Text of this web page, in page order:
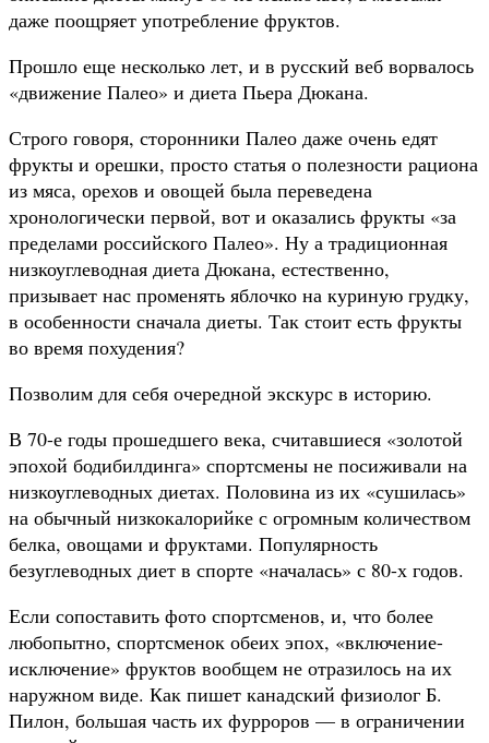
даже поощряет употребление фруктов.
Прошло еще несколько лет, и в русский веб ворвалось
«движение Палео» и диета Пьера Дюкана.
Строго говоря, сторонники Палео даже очень едят
фрукты и орешки, просто статья о полезности рациона
из мяса, орехов и овощей была переведена
хронологически первой, вот и оказались фрукты «за
пределами российского Палео». Ну а традиционная
низкоуглеводная диета Дюкана, естественно,
призывает нас променять яблочко на куриную грудку,
в особенности сначала диеты. Так стоит есть фрукты
во время похудения?
Позволим для себя очередной экскурс в историю.
В 70-е годы прошедшего века, считавшиеся «золотой
эпохой бодибилдинга» спортсмены не посиживали на
низкоуглеводных диетах. Половина из их «сушилась»
на обычный низкокалорийке с огромным количеством
белка, овощами и фруктами. Популярность
безуглеводных диет в спорте «началась» с 80-х годов.
Если сопоставить фото спортсменов, и, что более
любопытно, спортсменок обеих эпох, «включение-
исключение» фруктов вообщем не отразилось на их
наружном виде. Как пишет канадский физиолог Б.
Пилон, большая часть их фурроров — в ограничении